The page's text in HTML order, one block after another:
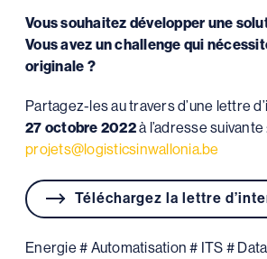
Vous souhaitez développer une
Vous avez un challenge qui
originale ?
Partagez-les au travers d’une lettre
27 octobre 2022à l’adresse suivante
projets@logisticsinwallonia.be
Téléchargez la lettre
Energie # Automatisation # ITS #